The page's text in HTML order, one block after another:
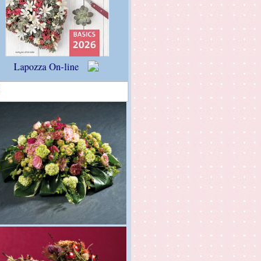
Lapozza On-line